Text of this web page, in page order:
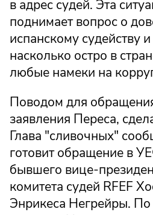
в адрес судей. Эта
поднимает вопрос о
испанскому судейству
насколько остро в
любые намеки на
Поводом для
заявления Переса,
Глава "сливочных"
готовит обращение в
бывшего вице-
комитета судей RFEF
Энрикеса Негрейры.